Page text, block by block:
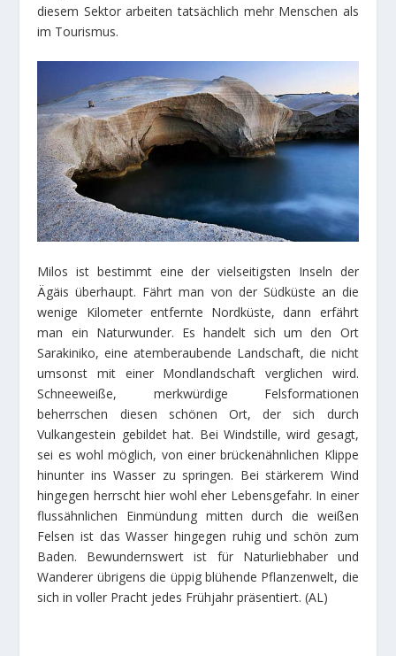
diesem Sektor arbeiten tatsächlich mehr Menschen als
im Tourismus.
Milos ist bestimmt eine der vielseitigsten Inseln der
Ägäis überhaupt. Fährt man von der Südküste an die
wenige Kilometer entfernte Nordküste, dann erfährt
man ein Naturwunder. Es handelt sich um den Ort
Sarakiniko, eine atemberaubende Landschaft, die nicht
umsonst mit einer Mondlandschaft verglichen wird.
Schneeweiße, merkwürdige Felsformationen
beherrschen diesen schönen Ort, der sich durch
Vulkangestein gebildet hat. Bei Windstille, wird gesagt,
sei es wohl möglich, von einer brückenähnlichen Klippe
hinunter ins Wasser zu springen. Bei stärkerem Wind
hingegen herrscht hier wohl eher Lebensgefahr. In einer
flussähnlichen Einmündung mitten durch die weißen
Felsen ist das Wasser hingegen ruhig und schön zum
Baden. Bewundernswert ist für Naturliebhaber und
Wanderer übrigens die üppig blühende Pflanzenwelt, die
sich in voller Pracht jedes Frühjahr präsentiert. (AL)